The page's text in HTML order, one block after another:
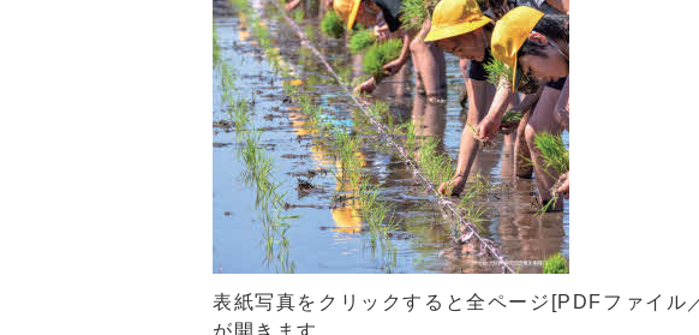
表紙写真をクリックすると全ページ[PDFファイル
が開きます。